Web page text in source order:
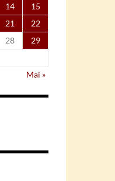
14
15
21
22
28
29
Mai »